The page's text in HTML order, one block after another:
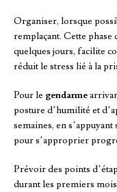
Organiser, lorsque
remplaçant. Cette
quelques jours, facilite
réduit le stress lié à la
Pour le gendarme
posture d’humilité et
semaines, en
pour s’approprier
Prévoir des points
durant les premiers